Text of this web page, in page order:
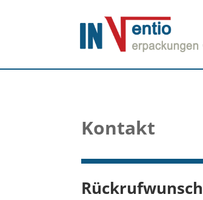
Kontakt
Rückrufwunsch